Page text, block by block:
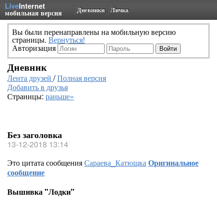
LiveInternet
мобильная версия Дневники Личка
Вы были перенаправлены на мобильную версию
страницы. Вернуться!
Авторизация
Дневник
Лента друзей /Полная версия
Добавить в друзья
Страницы: раньше»
Без заголовка
13-12-2018 13:14
Это цитата сообщенияСараева_КатющкаОригинальное
сообщение
Вышивка "Лодки"